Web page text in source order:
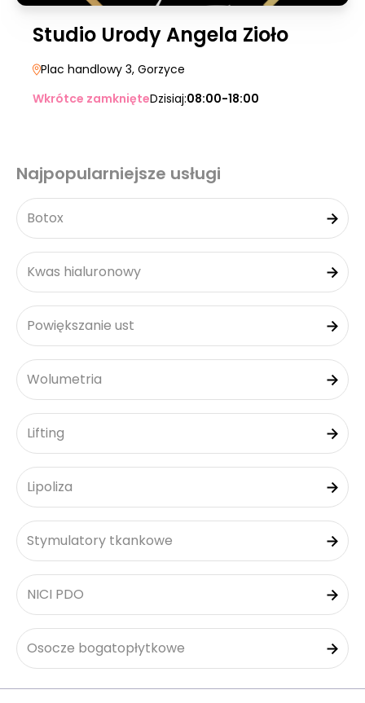
Studio Urody Angela Zioło
Plac handlowy 3, Gorzyce
Wkrótce zamknięteDzisiaj:08:00-18:00
Najpopularniejsze usługi
Botox
Kwas hialuronowy
Powiększanie ust
Wolumetria
Lifting
Lipoliza
Stymulatory tkankowe
NICI PDO
Osocze bogatopłytkowe